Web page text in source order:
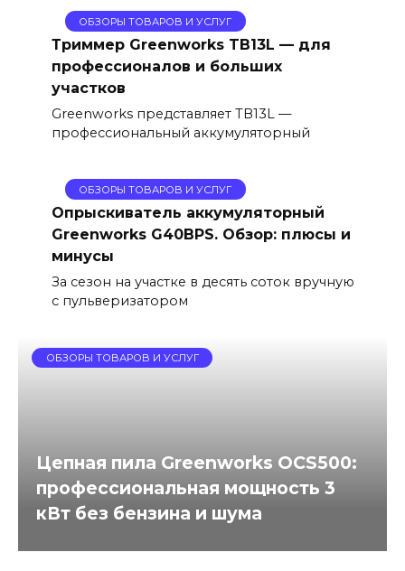
ОБЗОРЫ ТОВАРОВ И УСЛУГ
Триммер Greenworks TB13L — для
профессионалов и больших
участков
Greenworks представляет TB13L —
профессиональный аккумуляторный
ОБЗОРЫ ТОВАРОВ И УСЛУГ
Опрыскиватель аккумуляторный
Greenworks G40BPS. Обзор: плюсы и
минусы
За сезон на участке в десять соток вручную
с пульверизатором
ОБЗОРЫ ТОВАРОВ И УСЛУГ
Цепная пила Greenworks OCS500:
профессиональная мощность 3
кВт без бензина и шума